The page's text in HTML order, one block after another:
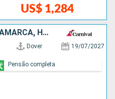
US$ 1,284
FRANCIA, ALEMANHA, DINAMARCA, HOLANDA
Dover 19/07/2027
Pensão completa